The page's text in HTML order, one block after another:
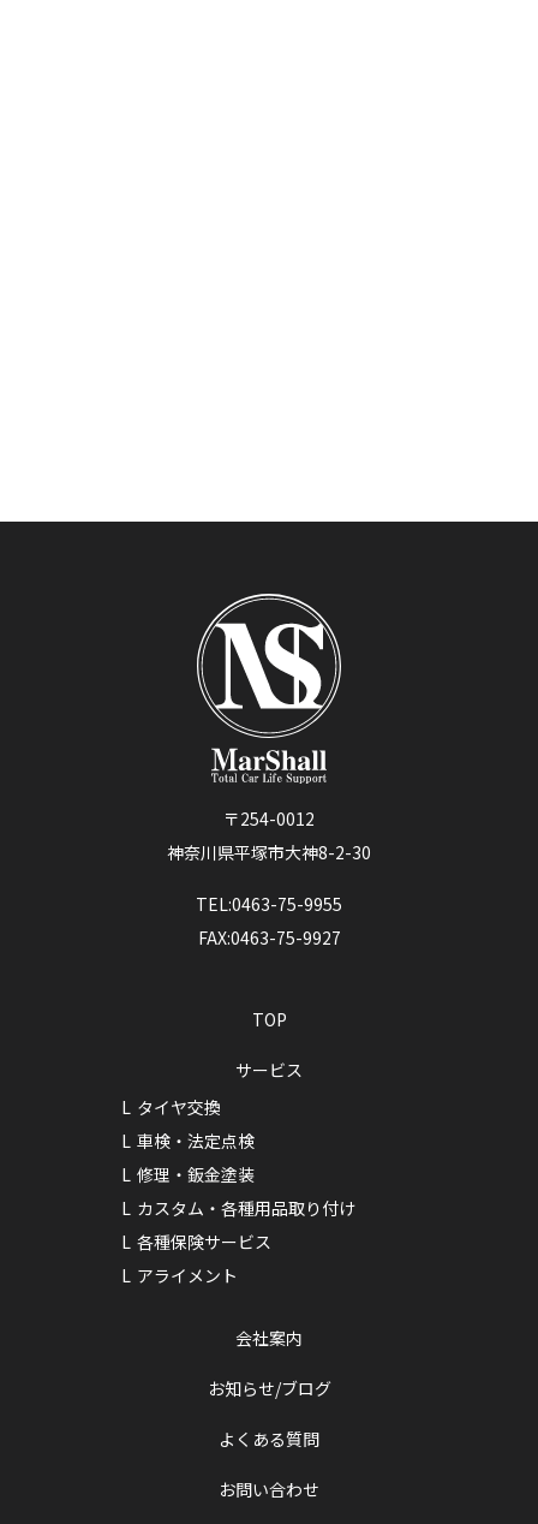
〒254-0012
神奈川県平塚市大神8-2-30
TEL:0463-75-9955
FAX:0463-75-9927
TOP
サービス
タイヤ交換
車検・法定点検
修理・鈑金塗装
カスタム・各種用品取り付け
各種保険サービス
アライメント
会社案内
お知らせ/ブログ
よくある質問
お問い合わせ